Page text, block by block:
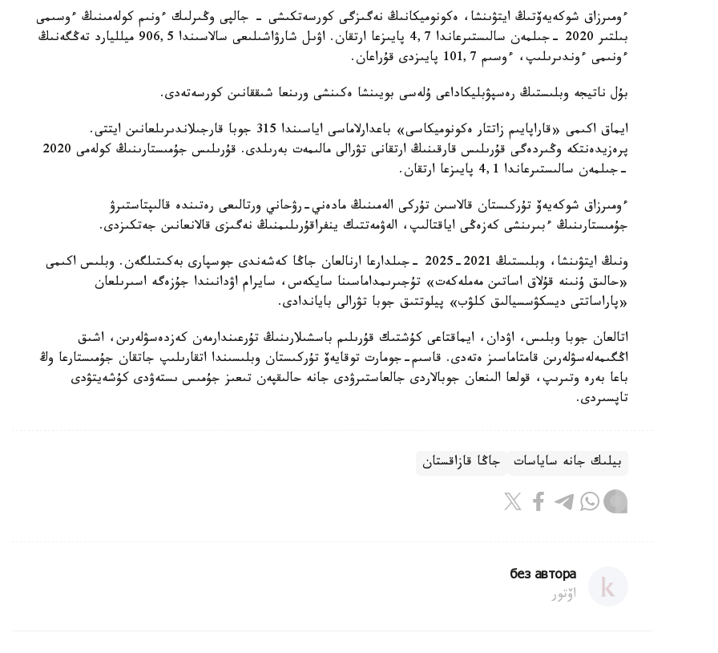
ءومىرزاق شوكەيەۆتىڭ ايتۋىنشا، ەكونوميكانىڭ نەگىزگى كورسەتكىشى - جالپى وڭىرلىك ءونىم كولەمىنىڭ ءوسىمى
بىلتىر 2020 -جىلمەن سالىستىرعاندا 4,7 پايىزعا ارتقان. اۋىل شارۋاشىلىعى سالاسىندا 906,5 ميلليارد تەڭگەنىڭ
ءونىمى ءوندىرىلىپ، ءوسىم 101,7 پايىزدى قۇراعان.
بۇل ناتيجە وبلىستىڭ رەسپۋبليكاداعى ۇلەسى بويىنشا ەكىنشى ورىنعا شىققانىن كورسەتەدى.
ايماق اكىمى «قاراپايىم زاتتار ەكونوميكاسى» باعدارلاماسى اياسىندا 315 جوبا قارجىلاندىرىلعانىن ايتتى.
پرەزيدەنتكە وڭىردەگى قۇرىلىس قارقىنىڭ ارتقانى تۋرالى مالىمەت بەرىلدى. قۇرىلىس جۇمىستارىنىڭ كولەمى 2020
-جىلمەن سالىستىرعاندا 4,1 پايىزعا ارتقان.
ءومىرزاق شوكەيەۆ تۇركىستان قالاسىن تۇركى الەمىنىڭ مادەني-رۋحاني ورتالىعى رەتىندە قالىپتاستىرۋ
جۇمىستارىنىڭ ءبىرىنشى كەزەڭى اياقتالىپ، الەۋمەتتىك ينفراقۇرىلىمنىڭ نەگىزى قالانعانىن جەتكىزدى.
ونىڭ ايتۋىنشا، وبلىستىڭ 2021-2025 -جىلدارعا ارنالعان جاڭا كەشەندى جوسپارى بەكىتىلگەن. وبلىس اكىمى
«حالىق ۇنىنە قۇلاق اساتىن مەملەكەت» تۇجىرىمداماسىنا سايكەس، سايرام اۋدانىندا جۇزەگە اسىرىلعان
«پاراساتتى ديسكۋسسيالىق كلۋب» پيلوتتىق جوبا تۋرالى باياندادى.
اتالعان جوبا وبلىس، اۋدان، ايماقتاعى كۇشتىك قۇرىلىم باسشىلارىنىڭ تۇرعىندارمەن كەزدەسۋلەرىن، اشىق
اڭگىمەلەسۋلەرىن قامتاماسىز ەتەدى. قاسىم-جومارت توقايەۆ تۇركىستان وبلىسىندا اتقارىلىپ جاتقان جۇمىستارعا وڭ
باعا بەرە وتىرىپ، قولعا الىنعان جوبالاردى جالعاستىرۋدى جانە حالىقپەن تىعىز جۇمىس ىستەۋدى كۇشەيتۋدى
تاپسىردى.
بيلىك جانە ساياسات جاڭا قازاقستان
без автора
اۆتور